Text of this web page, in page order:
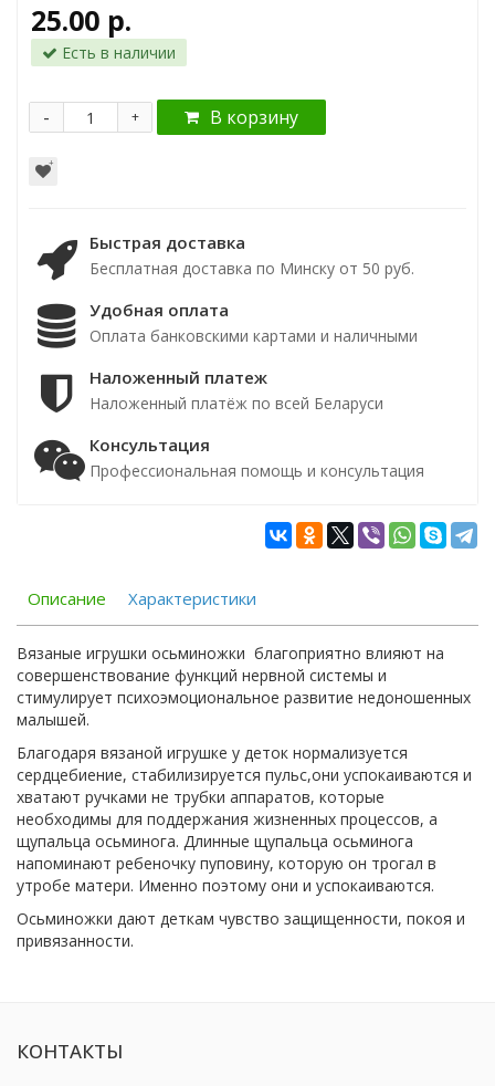
25.00 р.
Есть в наличии
+
- В корзину
Быстрая доставка
Бесплатная доставка по Минску от 50 руб.
Удобная оплата
Оплата банковскими картами и наличными
Наложенный платеж
Наложенный платёж по всей Беларуси
Консультация
Профессиональная помощь и консультация
Описание Характеристики
Вязаные игрушки осьминожки благоприятно влияют на
совершенствование функций нервной системы и
стимулирует психоэмоциональное развитие недоношенных
малышей.
Благодаря вязаной игрушке у деток нормализуется
сердцебиение, стабилизируется пульс,они успокаиваются и
хватают ручками не трубки аппаратов, которые
необходимы для поддержания жизненных процессов, а
щупальца осьминога. Длинные щупальца осьминога
напоминают ребеночку пуповину, которую он трогал в
утробе матери. Именно поэтому они и успокаиваются.
Осьминожки дают деткам чувство защищенности, покоя и
привязанности.
КОНТАКТЫ